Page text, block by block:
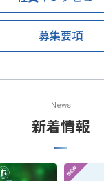
募集要項
News
新着情報